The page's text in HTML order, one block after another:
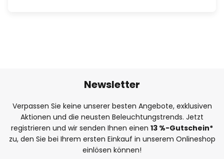
Newsletter
Verpassen Sie keine unserer besten Angebote, exklusiven
Aktionen und die neusten Beleuchtungstrends. Jetzt
registrieren und wir senden Ihnen einen 13 %-Gutschein*
zu, den Sie bei Ihrem ersten Einkauf in unserem Onlineshop
einlösen können!